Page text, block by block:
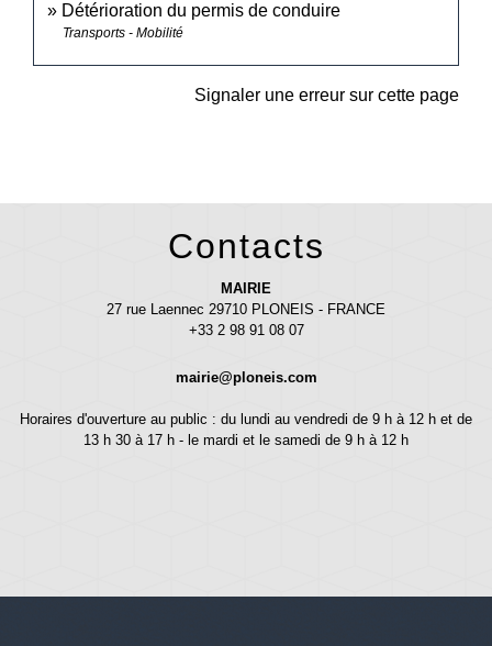
Détérioration du permis de conduire
Transports - Mobilité
Signaler une erreur sur cette page
Contacts
MAIRIE
27 rue Laennec 29710 PLONEIS - FRANCE
+33 2 98 91 08 07
mairie@ploneis.com
Horaires d'ouverture au public : du lundi au vendredi de 9 h à 12 h et de
13 h 30 à 17 h - le mardi et le samedi de 9 h à 12 h